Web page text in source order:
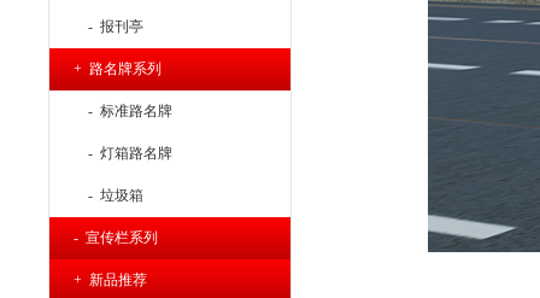
- 报刊亭
+ 路名牌系列
- 标准路名牌
- 灯箱路名牌
- 垃圾箱
- 宣传栏系列
+ 新品推荐